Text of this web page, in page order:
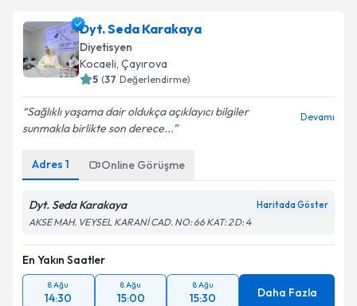
Dyt. Seda Karakaya
Diyetisyen
Kocaeli, Çayırova
5 (37 Değerlendirme)
Sağlıklı yaşama dair oldukça açıklayıcı bilgiler
sunmakla birlikte son derece...
Devamı
Adres 1 Online Görüşme
Dyt. Seda Karakaya Haritada Göster
AKSE MAH. VEYSEL KARANİ CAD. NO: 66 KAT: 2 D: 4
En Yakın Saatler
8 Ağu
14:30
8 Ağu
15:00
8 Ağu
15:30 Daha Fazla